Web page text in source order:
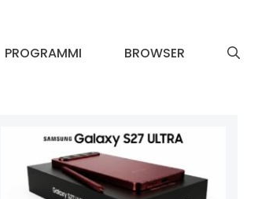
PROGRAMMI BROWSER